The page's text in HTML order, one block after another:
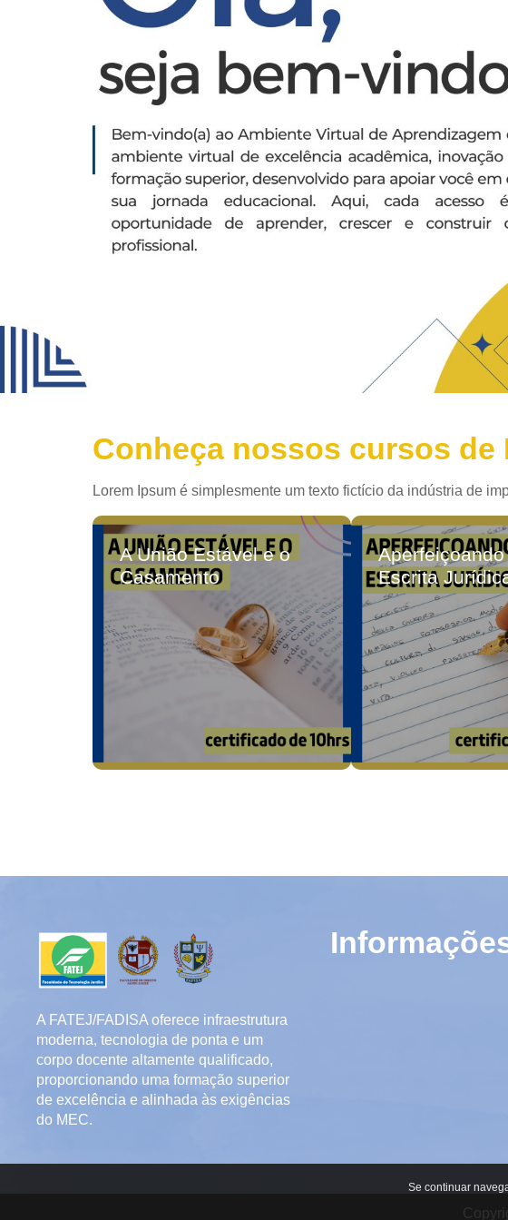
Se continuar
Conheça nossos cursos de
Lorem Ipsum é simplesmente um texto fictício da indústria de
A União Estável e o
Casamento
Escrita
A FATEJ/FADISA oferece infraestrutura
moderna, tecnologia de ponta e um
corpo docente altamente qualificado,
proporcionando uma formação superior
de excelência e alinhada às exigências
do MEC.